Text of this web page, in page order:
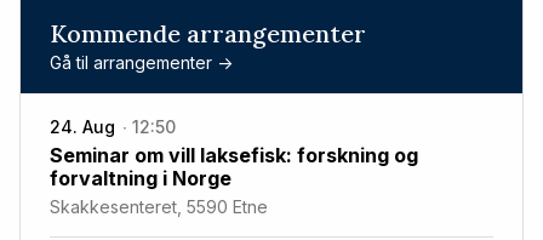
Kommende arrangementer
Gå til arrangementer ->
24. Aug 12:50
Seminar om vill laksefisk: forskning og
forvaltning i Norge
Skakkesenteret, 5590 Etne